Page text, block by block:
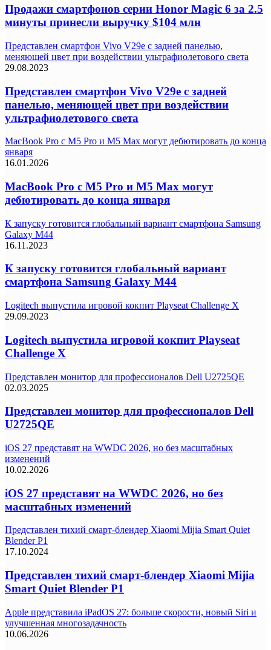
Продажи смартфонов серии Honor Magic 6 за 2.5
минуты принесли выручку $104 млн
Представлен смартфон Vivo V29e с задней панелью,
меняющей цвет при воздействии ультрафиолетового света
29.08.2023
Представлен смартфон Vivo V29e с задней
панелью, меняющей цвет при воздействии
ультрафиолетового света
MacBook Pro с M5 Pro и M5 Max могут дебютировать до конца
января
16.01.2026
MacBook Pro с M5 Pro и M5 Max могут
дебютировать до конца января
К запуску готовится глобальный вариант смартфона Samsung
Galaxy M44
16.11.2023
К запуску готовится глобальный вариант
смартфона Samsung Galaxy M44
Logitech выпустила игровой кокпит Playseat Challenge X
29.09.2023
Logitech выпустила игровой кокпит Playseat
Challenge X
Представлен монитор для профессионалов Dell U2725QE
02.03.2025
Представлен монитор для профессионалов Dell
U2725QE
iOS 27 представят на WWDC 2026, но без масштабных
изменений
10.02.2026
iOS 27 представят на WWDC 2026, но без
масштабных изменений
Представлен тихий смарт-блендер Xiaomi Mijia Smart Quiet
Blender P1
17.10.2024
Представлен тихий смарт-блендер Xiaomi Mijia
Smart Quiet Blender P1
Apple представила iPadOS 27: больше скорости, новый Siri и
улучшенная многозадачность
10.06.2026